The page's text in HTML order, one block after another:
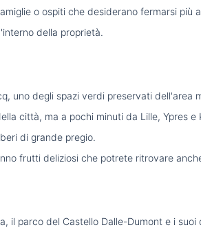
o ospiti che desiderano fermarsi più
della proprietà.
uno degli spazi verdi preservati dell'area
città, ma a pochi minuti da Lille, Ypres e
di grande pregio.
frutti deliziosi che potrete ritrovare
il parco del Castello Dalle-Dumont e i